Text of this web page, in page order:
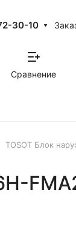
30-10
Сравнение
TOSOT Блок